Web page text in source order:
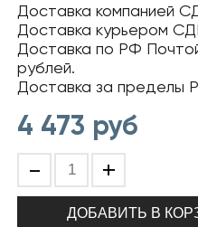
Доставка компанией
Доставка курьером
Доставка по РФ
рублей.
Доставка за пределы
4 473 руб
- +